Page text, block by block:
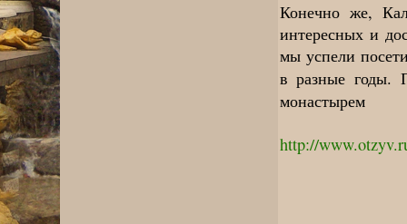
Конечно же,
интересных и
мы успели
в разные
монастырем
http://